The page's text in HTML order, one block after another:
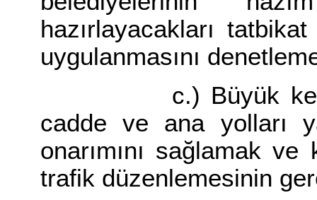
hazırlayacakları
uygulanmasını
c.) Büyük kent
cadde ve ana yolları
onarımını sağlamak
trafik düzenlemesinin